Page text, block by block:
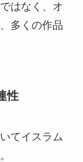
はなく、オ
多くの作品
性
てイスラム